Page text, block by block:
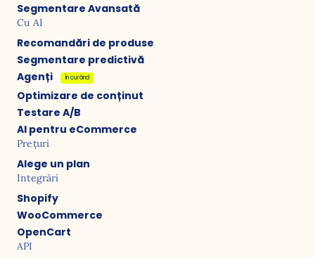
Segmentare Avansată
Cu AI
Recomandări de produse
Segmentare predictivă
Agenți
În curând
Optimizare de conținut
Testare A/B
AI pentru eCommerce
Prețuri
Alege un plan
Integrări
Shopify
WooCommerce
OpenCart
API